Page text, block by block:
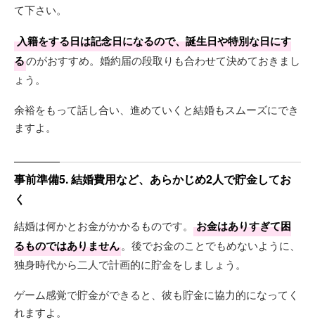
て下さい。
入籍をする日は記念日になるので、誕生日や特別な日にす
るのがおすすめ。婚約届の段取りも合わせて決めておきまし
ょう。
余裕をもって話し合い、進めていくと結婚もスムーズにでき
ますよ。
事前準備5. 結婚費用など、あらかじめ2人で貯金してお
く
結婚は何かとお金がかかるものです。
お金はありすぎて困
るものではありません。後でお金のことでもめないように、
独身時代から二人で計画的に貯金をしましょう。
ゲーム感覚で貯金ができると、彼も貯金に協力的になってく
れますよ。